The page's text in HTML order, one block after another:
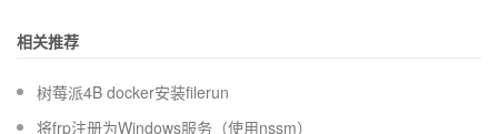
相关推荐
树莓派4B docker安装filerun
将frp注册为Windows服务（使用nssm）